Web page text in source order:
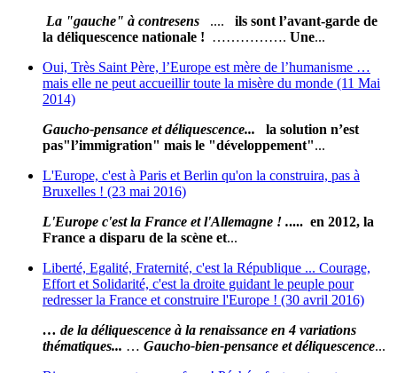
La "gauche" à contresens .... ils sont l’avant-garde de
la déliquescence nationale ! ……………. Une...
Oui, Très Saint Père, l’Europe est mère de l’humanisme …
mais elle ne peut accueillir toute la misère du monde (11 Mai
2014)
Gaucho-pensance et déliquescence... la solution n’est
pas"l’immigration" mais le "développement"...
L'Europe, c'est à Paris et Berlin qu'on la construira, pas à
Bruxelles ! (23 mai 2016)
L'Europe c'est la France et l'Allemagne ! ..... en 2012, la
France a disparu de la scène et...
Liberté, Egalité, Fraternité, c'est la République ... Courage,
Effort et Solidarité, c'est la droite guidant le peuple pour
redresser la France et construire l'Europe ! (30 avril 2016)
… de la déliquescence à la renaissance en 4 variations
thématiques... … Gaucho-bien-pensance et déliquescence...